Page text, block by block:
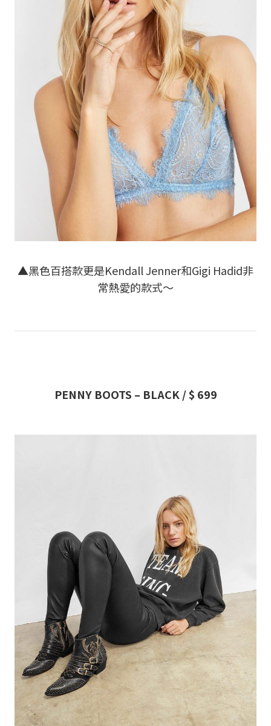
▲黑色百搭款更是Kendall Jenner和Gigi Hadid非
常熱愛的款式～
PENNY BOOTS – BLACK / $ 699